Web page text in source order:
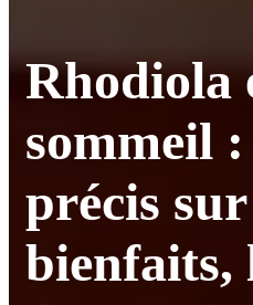
Rhodiola
sommeil
précis sur
bienfaits,